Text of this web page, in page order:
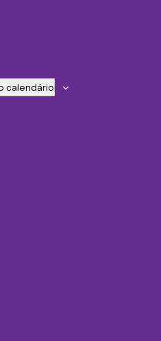
calendário